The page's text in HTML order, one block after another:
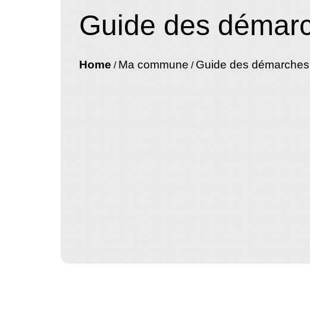
Guide des
Home / Ma commune / Guide des démarches